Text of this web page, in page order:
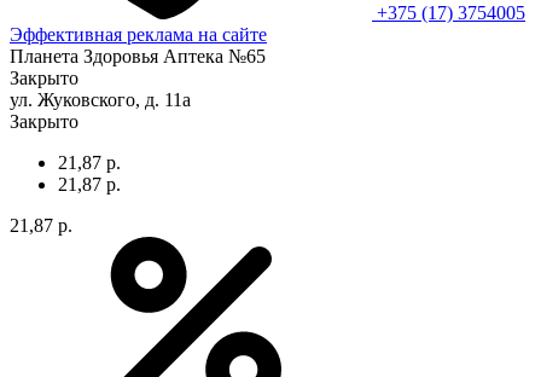
+375 (17) 3754005
Эффективная реклама на сайте
Планета Здоровья Аптека №65
Закрыто
ул. Жуковского, д. 11а
Закрыто
21,87 р.
21,87 р.
21,87 р.